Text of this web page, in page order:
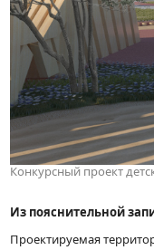
Конкурсный проект
Из пояснительной
Проектируемая